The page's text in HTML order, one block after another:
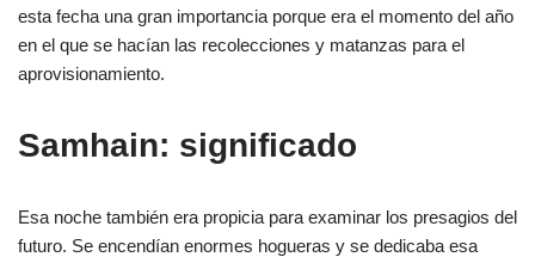
esta fecha una gran importancia porque era el momento del año
en el que se hacían las recolecciones y matanzas para el
aprovisionamiento.
Samhain: significado
Esa noche también era propicia para examinar los presagios del
futuro. Se encendían enormes hogueras y se dedicaba esa